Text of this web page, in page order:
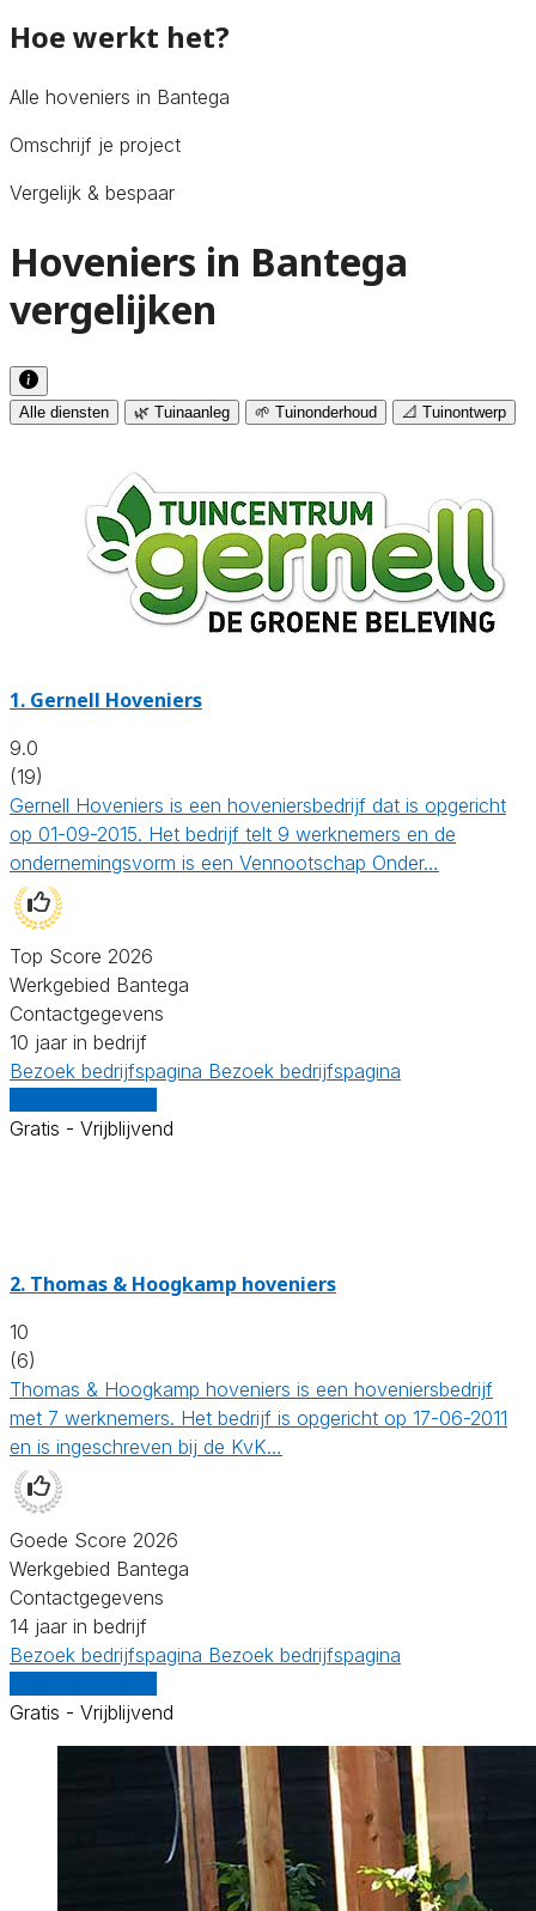
Hoe werkt het?
Alle hoveniers in Bantega
Omschrijf je project
Vergelijk & bespaar
Hoveniers in Bantega
vergelijken
Alle diensten 🌿 Tuinaanleg 🌱 Tuinonderhoud 📐 Tuinontwerp
1. Gernell Hoveniers
9.0
(19)
Gernell Hoveniers is een hoveniersbedrijf dat is opgericht
op 01-09-2015. Het bedrijf telt 9 werknemers en de
ondernemingsvorm is een Vennootschap Onder…
Top Score 2026
Werkgebied Bantega
Contactgegevens
10 jaar in bedrijf
Bezoek bedrijfspagina Bezoek bedrijfspagina
Gratis - Vrijblijvend
2. Thomas & Hoogkamp hoveniers
10
(6)
Thomas & Hoogkamp hoveniers is een hoveniersbedrijf
met 7 werknemers. Het bedrijf is opgericht op 17-06-2011
en is ingeschreven bij de KvK…
Goede Score 2026
Werkgebied Bantega
Contactgegevens
14 jaar in bedrijf
Bezoek bedrijfspagina Bezoek bedrijfspagina
Gratis - Vrijblijvend